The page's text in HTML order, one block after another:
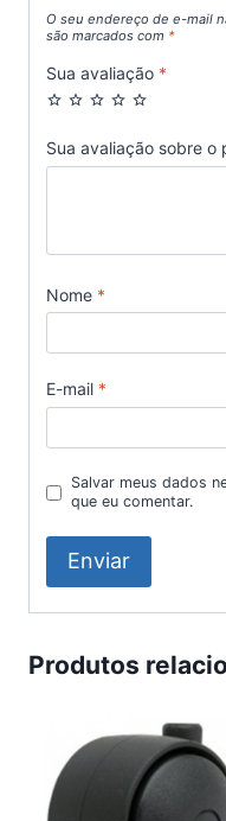
O seu endereço de e-mail
são marcados com *
Sua avaliação *
Sua avaliação sobre o
Nome *
E-mail *
Salvar meus dados
que eu comentar.
Produtos